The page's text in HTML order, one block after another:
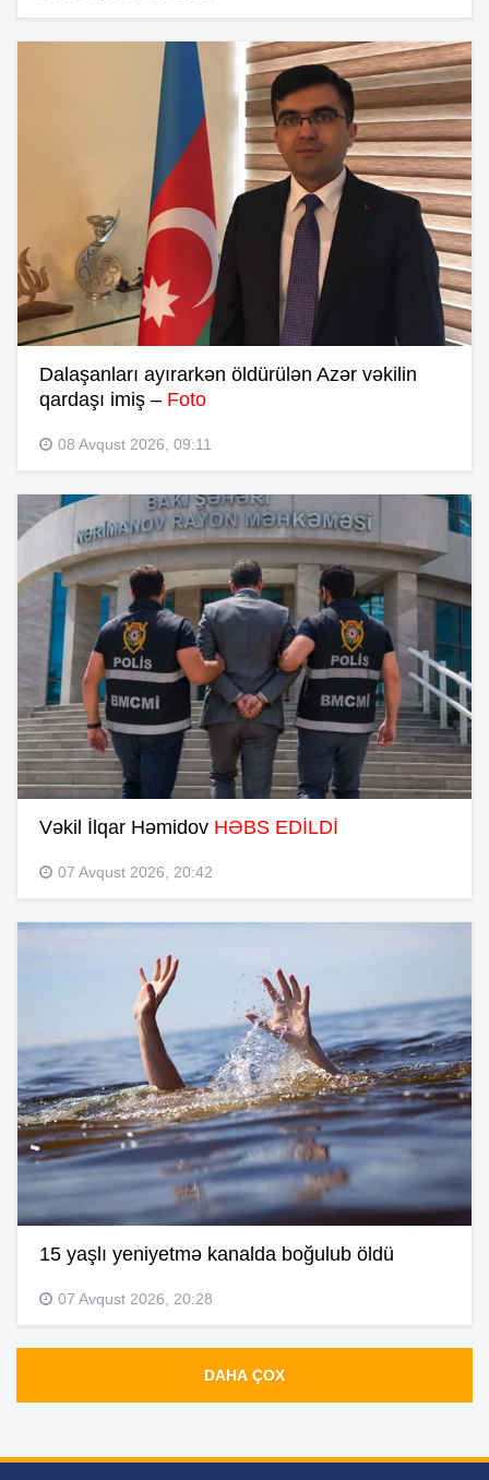
Dalaşanları ayırarkən öldürülən Azər vəkilin
qardaşı imiş – Foto
08 Avqust 2026, 09:11
Vəkil İlqar Həmidov HƏBS EDİLDİ
07 Avqust 2026, 20:42
15 yaşlı yeniyetmə kanalda boğulub öldü
07 Avqust 2026, 20:28
DAHA ÇOX